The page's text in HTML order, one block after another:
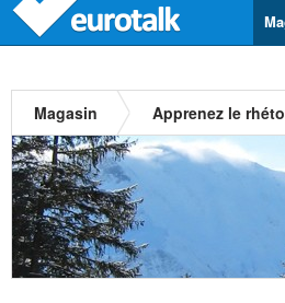
Magasin Apprenez le